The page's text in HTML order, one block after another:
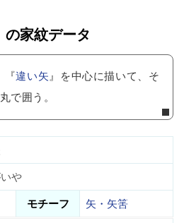
の家紋データ
『違い矢』を中心に描いて、そ
で囲う。
や
モチーフ
矢・矢筈